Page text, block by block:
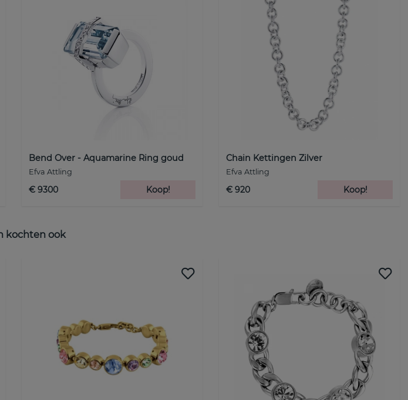
Bend Over - Aquamarine Ring goud
Efva Attling
€ 9300 Koop!
Chain Kettingen Zilver
Efva Attling
€ 920 Koop!
kochten ook